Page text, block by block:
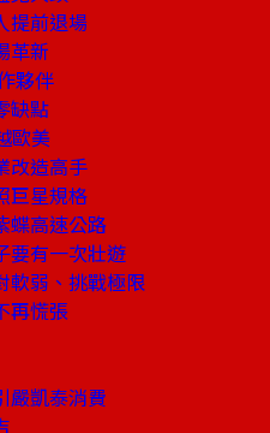
前退場
革新
夥伴
缺點
歐美
改造高手
巨星規格
高速公路
要有一次壯遊
弱、挑戰極限
再慌張
凱泰消費